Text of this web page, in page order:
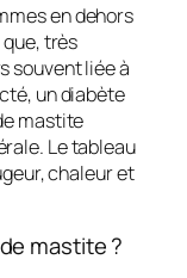
en dehors
très
souvent liée à
un diabète
mastite
Le tableau
chaleur et
mastite ?